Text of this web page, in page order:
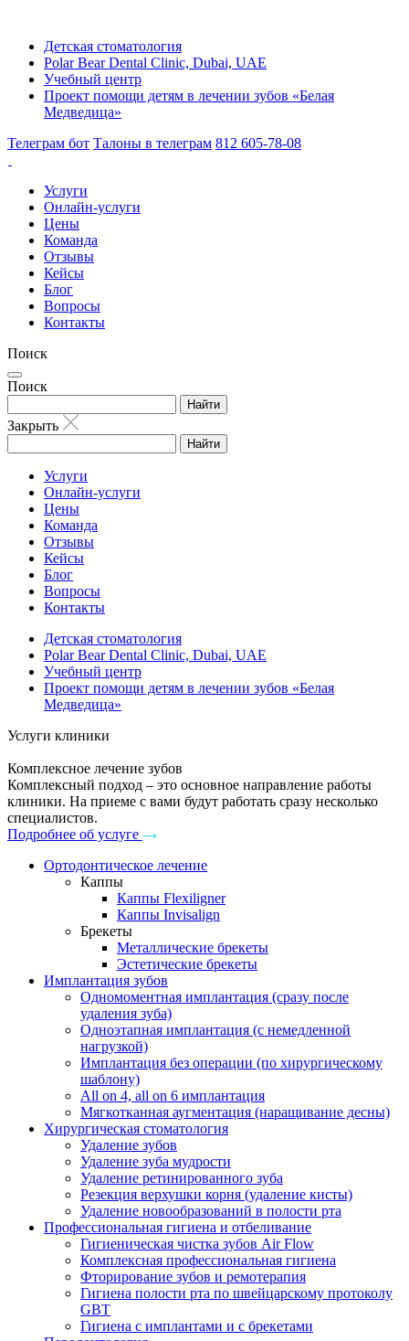
Детская стоматология
Polar Bear Dental Clinic, Dubai, UAE
Учебный центр
Проект помощи детям в лечении зубов «Белая
Медведица»
Телеграм бот Талоны в телеграм 812 605-78-08
Услуги
Онлайн-услуги
Цены
Команда
Отзывы
Кейсы
Блог
Вопросы
Контакты
Поиск
Поиск
Найти
Закрыть
Найти
Услуги
Онлайн-услуги
Цены
Команда
Отзывы
Кейсы
Блог
Вопросы
Контакты
Детская стоматология
Polar Bear Dental Clinic, Dubai, UAE
Учебный центр
Проект помощи детям в лечении зубов «Белая
Медведица»
Услуги клиники
Комплексное лечение зубов
Комплексный подход – это основное направление работы
клиники. На приеме с вами будут работать сразу несколько
специалистов.
Подробнее об услуге
Ортодонтическое лечение
Каппы
Каппы Flexiligner
Каппы Invisalign
Брекеты
Металлические брекеты
Эстетические брекеты
Имплантация зубов
Одномоментная имплантация (сразу после
удаления зуба)
Одноэтапная имплантация (с немедленной
нагрузкой)
Имплантация без операции (по хирургическому
шаблону)
All on 4, all on 6 имплантация
Мягкотканная аугментация (наращивание десны)
Хирургическая стоматология
Удаление зубов
Удаление зуба мудрости
Удаление ретинированного зуба
Резекция верхушки корня (удаление кисты)
Удаление новообразований в полости рта
Профессиональная гигиена и отбеливание
Гигиеническая чистка зубов Air Flow
Комплексная профессиональная гигиена
Фторирование зубов и ремотерапия
Гигиена полости рта по швейцарскому протоколу
GBT
Гигиена с имплантами и с брекетами